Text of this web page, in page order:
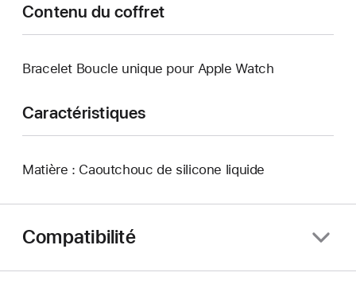
Contenu du coffret
Bracelet Boucle unique pour Apple Watch
Caractéristiques
Matière : Caoutchouc de silicone liquide
Compatibilité